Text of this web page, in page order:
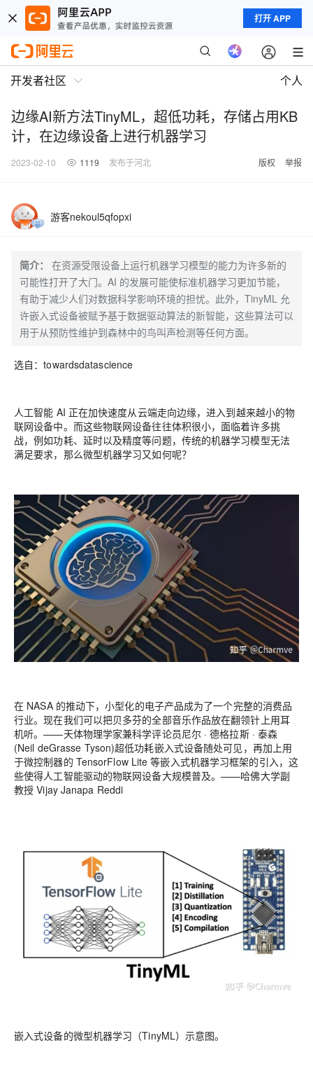
打开 APP
开发者社区 个人
边缘AI新方法TinyML，超低功耗，存储占用KB
计，在边缘设备上进行机器学习
2023-02-10 1119 发布于河北 版权 举报
游客nekoul5qfopxi
简介：
在资源受限设备上运行机器学习模型的能力为许多新的
可能性打开了大门。AI 的发展可能使标准机器学习更加节能，
有助于减少人们对数据科学影响环境的担忧。此外，TinyML 允
许嵌入式设备被赋予基于数据驱动算法的新智能，这些算法可以
用于从预防性维护到森林中的鸟叫声检测等任何方面。
选自：towardsdatascience
人工智能 AI 正在加快速度从云端走向边缘，进入到越来越小的物
联网设备中。而这些物联网设备往往体积很小，面临着许多挑
战，例如功耗、延时以及精度等问题，传统的机器学习模型无法
满足要求，那么微型机器学习又如何呢？
在 NASA 的推动下，小型化的电子产品成为了一个完整的消费品
行业。现在我们可以把贝多芬的全部音乐作品放在翻领针上用耳
机听。——天体物理学家兼科学评论员尼尔 · 德格拉斯 · 泰森
(Neil deGrasse Tyson)超低功耗嵌入式设备随处可见，再加上用
于微控制器的 TensorFlow Lite 等嵌入式机器学习框架的引入，这
些使得人工智能驱动的物联网设备大规模普及。——哈佛大学副
教授 Vijay Janapa Reddi
嵌入式设备的微型机器学习（TinyML）示意图。